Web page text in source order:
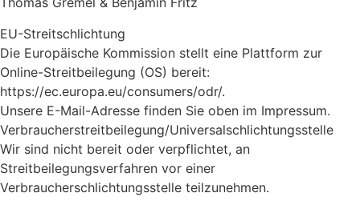
EU-Streitschlichtung
Die Europäische Kommission stellt eine Plattform zur
Online-Streitbeilegung (OS) bereit:
https://ec.europa.eu/consumers/odr/.
Unsere E-Mail-Adresse finden Sie oben im Impressum.
Verbraucherstreitbeilegung/Universalschlichtungsstelle
Wir sind nicht bereit oder verpflichtet, an
Streitbeilegungsverfahren vor einer
Verbraucherschlichtungsstelle teilzunehmen.